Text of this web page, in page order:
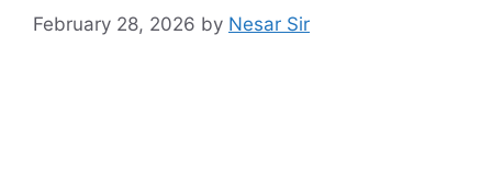
February 28, 2026 by Nesar Sir